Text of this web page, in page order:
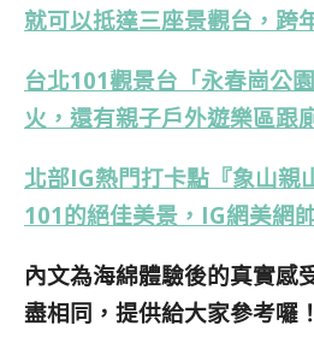
就可以抵達三座景觀台，跨
台北101觀景台「永春崗公
火，還有親子戶外遊樂區跟
北部IG熱門打卡點『象山親
101的絕佳美景，IG網美網
內文為海綿體驗後的真實感
盡相同，提供給大家參考囉！